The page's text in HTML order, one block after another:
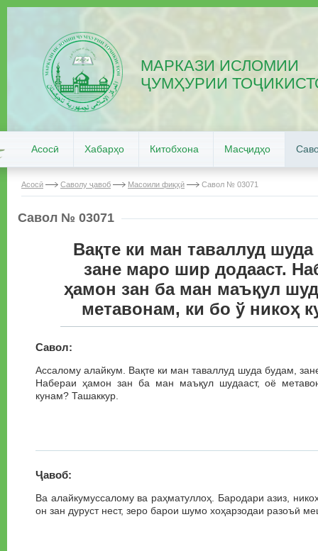
МАРКАЗИ ИСЛОМИИ
ҶУМҲУРИИ
Асосӣ Хабарҳо Китобхона Масҷидҳо
Асосӣ Саволу ҷавоб Масоили фиқҳӣ Савол № 03071
Савол № 03071
Вақте ки ман таваллуд
зане маро шир додааст.
ҳамон зан ба ман маъқул
метавонам, ки бо ў никоҳ
Савол:
Ассалому алайкум. Вақте ки ман таваллуд шуда будам,
Набераи ҳамон зан ба ман маъқул шудааст, оё
кунам? Ташаккур.
Ҷавоб:
Ва алайкумуссалому ва раҳматуллоҳ. Бародари азиз,
он зан дуруст нест, зеро барои шумо хоҳарзодаи разоъӣ